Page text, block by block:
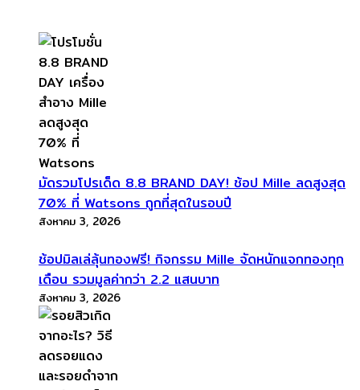
มัดรวมโปรเด็ด 8.8 BRAND DAY! ช้อป Mille ลดสูงสุด
70% ที่ Watsons ถูกที่สุดในรอบปี
สิงหาคม 3, 2026
ช้อปมิลเล่ลุ้นทองฟรี! กิจกรรม Mille จัดหนักแจกทองทุก
เดือน รวมมูลค่ากว่า 2.2 แสนบาท
สิงหาคม 3, 2026